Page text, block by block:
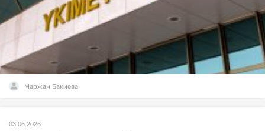
Маржан Бакиева
03.06.2026